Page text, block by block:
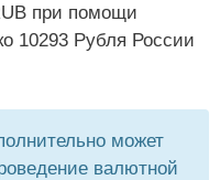
при помощи
10293 Рубля России
может
валютной